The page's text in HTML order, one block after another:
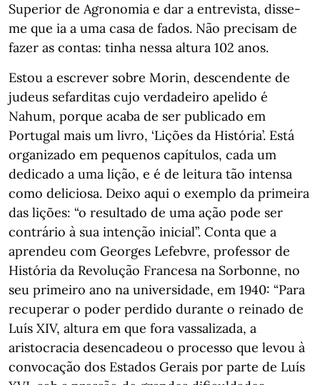
Superior de Agronomia e dar a entrevista, disse-
me que ia a uma casa de fados. Não precisam de
fazer as contas: tinha nessa altura 102 anos.
Estou a escrever sobre Morin, descendente de
judeus sefarditas cujo verdadeiro apelido é
Nahum, porque acaba de ser publicado em
Portugal mais um livro, ‘Lições da História’. Está
organizado em pequenos capítulos, cada um
dedicado a uma lição, e é de leitura tão intensa
como deliciosa. Deixo aqui o exemplo da primeira
das lições: “o resultado de uma ação pode ser
contrário à sua intenção inicial”. Conta que a
aprendeu com Georges Lefebvre, professor de
História da Revolução Francesa na Sorbonne, no
seu primeiro ano na universidade, em 1940: “Para
recuperar o poder perdido durante o reinado de
Luís XIV, altura em que fora vassalizada, a
aristocracia desencadeou o processo que levou à
convocação dos Estados Gerais por parte de Luís